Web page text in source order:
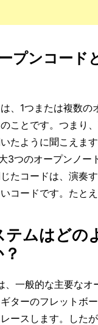
プンコード
、1つまたは複数の
ことです。つまり
たように聞こえま
3つのオープンノー
たコードは、演奏
コードです。たとえ
テムはどの
、一般的な主要なオ
ターのフレットボ
ースします。した